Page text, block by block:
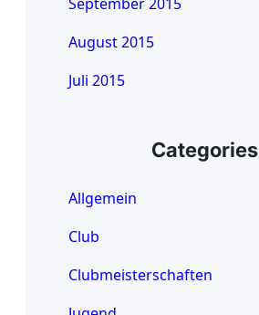
August 2015
Juli 2015
Categories
Allgemein
Club
Clubmeisterschaften